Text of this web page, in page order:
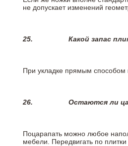
не допускает изменений
25. Какой запас
При укладке прямым способом
26. Остаются ли
Поцарапать можно любое
мебели. Передвигать по